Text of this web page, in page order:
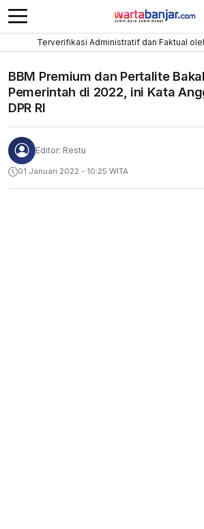
Terverifikasi Administratif dan Faktual
BBM Premium dan Pertalite
Pemerintah di 2022, ini Kata
DPR RI
Editor: Restu
01 Januari 2022 - 10:25 WITA